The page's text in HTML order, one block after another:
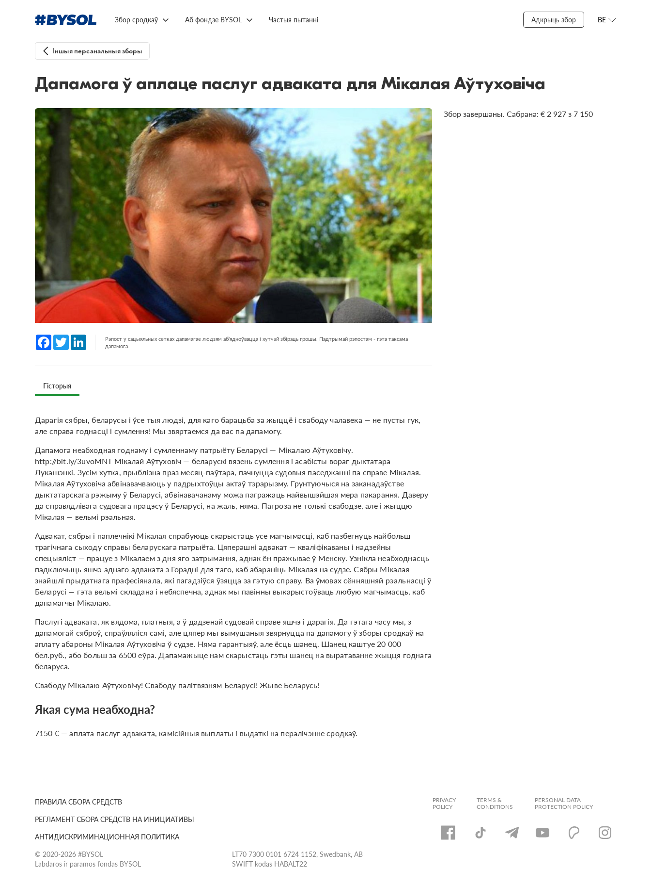
Збор сродкаў Аб фондзе BYSOL Частыя пытанні Адкрыць збор BE
Іншыя персанальныя зборы
Дапамога ў аплаце паслуг адваката для Мікалая Аўтуховіча
Facebook
Twitter LinkedInРэпост у сацыяльных сетках дапамагае людзям аб'ядноўвацца і хутчэй збіраць грошы. Падтрымай рэпостам - гэта таксама
дапамога.
Гісторыя
Дарагія сябры, беларусы і ўсе тыя людзі, для каго барацьба за жыццё і свабоду чалавека — не пусты гук,
але справа годнасці і сумлення! Мы звяртаемся да вас па дапамогу.
Дапамога неабходная годнаму і сумленнаму патрыёту Беларусі — Мікалаю Аўтуховічу.
http://bit.ly/3uvoMNT Мікалай Аўтуховіч — беларускі вязень сумлення і асабісты вораг дыктатара
Лукашэнкі. Зусім хутка, прыблізна праз месяц-паўтара, пачнуцца судовыя паседжанні па справе Мікалая.
Мікалая Аўтуховіча абвінавачваюць у падрыхтоўцы актаў тэрарызму. Грунтуючыся на заканадаўстве
дыктатарскага рэжыму ў Беларусі, абвінавачанаму можа пагражаць найвышэйшая мера пакарання. Даверу
да справядлівага судовага працэсу ў Беларусі, на жаль, няма. Пагроза не толькі свабодзе, але і жыццю
Мікалая — вельмі рэальная.
Адвакат, сябры і паплечнікі Мікалая спрабуюць скарыстаць усе магчымасці, каб пазбегнуць найбольш
трагічнага сыходу справы беларускага патрыёта. Цяперашні адвакат — кваліфікаваны і надзейны
спецыяліст — працуе з Мікалаем з дня яго затрымання, аднак ён пражывае ў Менску. Узнікла неабходнасць
падключыць яшчэ аднаго адваката з Горадні для таго, каб абараніць Мікалая на судзе. Сябры Мікалая
знайшлі прыдатнага прафесіянала, які пагадзіўся ўзяцца за гэтую справу. Ва ўмовах сённяшняй рэальнасці ў
Беларусі — гэта вельмі складана і небяспечна, аднак мы павінны выкарыстоўваць любую магчымасць, каб
дапамагчы Мікалаю.
Паслугі адваката, як вядома, платныя, а ў дадзенай судовай справе яшчэ і дарагія. Да гэтага часу мы, з
дапамогай сяброў, спраўляліся самі, але цяпер мы вымушаныя звярнуцца па дапамогу ў зборы сродкаў на
аплату абароны Мікалая Аўтуховіча ў судзе. Няма гарантыяў, але ёсць шанец. Шанец каштуе 20 000
бел.руб., або больш за 6500 еўра. Дапамажыце нам скарыстаць гэты шанец на выратаванне жыцця годнага
беларуса.
Свабоду Мікалаю Аўтуховічу! Свабоду палітвязням Беларусі! Жыве Беларусь!
Якая сума неабходна?
7150 € — аплата паслуг адваката, камісійныя выплаты і выдаткі на пералічэнне сродкаў.
Збор завершаны. Сабрана: € 2 927 з 7 150
ПРАВИЛА СБОРА СРЕДСТВ
РЕГЛАМЕНТ СБОРА СРЕДСТВ НА ИНИЦИАТИВЫ
АНТИДИСКРИМИНАЦИОННАЯ ПОЛИТИКА
© 2020-2026 #BYSOL
Labdaros ir paramos fondas BYSOL
LT70 7300 0101 6724 1152, Swedbank, AB
SWIFT kodas HABALT22
PRIVACY
POLICY
TERMS &
CONDITIONS
PERSONAL DATA
PROTECTION POLICY